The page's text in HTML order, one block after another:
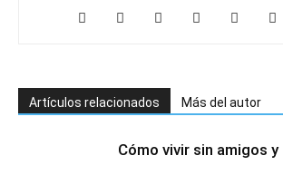
Artículos relacionados Más del autor
Cómo vivir sin amigos